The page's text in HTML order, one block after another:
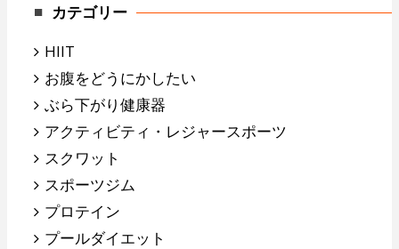
カテゴリー
HIIT
お腹をどうにかしたい
ぶら下がり健康器
アクティビティ・レジャースポーツ
スクワット
スポーツジム
プロテイン
プールダイエット